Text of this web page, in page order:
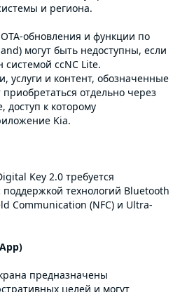
и региона.
обновления и функции по
могут быть недоступны, если
ccNC Lite.
услуги и контент, обозначенные
приобретаться отдельно через
доступ к которому
Kia.
Key 2.0 требуется
технологий Bluetooth
Communication (NFC) и Ultra-
предназначены
целей и могут